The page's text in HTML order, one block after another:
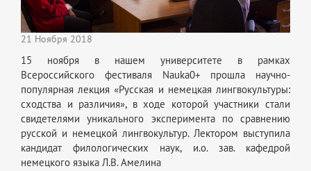
21 Ноября 2018
15 ноября в нашем университете в рамках
Всероссийского фестиваля Nauka0+ прошла научно-
популярная лекция «Русская и немецкая лингвокультуры:
сходства и различия», в ходе которой участники стали
свидетелями уникального эксперимента по сравнению
русской и немецкой лингвокультур. Лектором выступила
кандидат филологических наук, и.о. зав. кафедрой
немецкого языка Л.В. Амелина